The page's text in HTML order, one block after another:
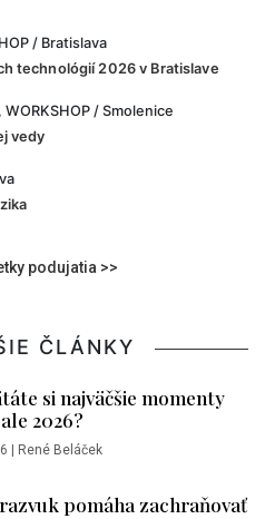
/ Bratislava
technológií 2026 v Bratislave
WORKSHOP / Smolenice
vedy
podujatia >>
ČLÁNKY
si najväčšie momenty
2026?
René Beláček
pomáha zachraňovať